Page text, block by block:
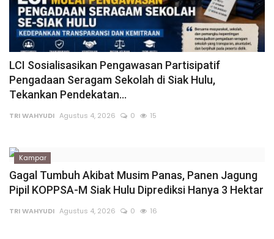
LCI Sosialisasikan Pengawasan Partisipatif
Pengadaan Seragam Sekolah di Siak Hulu,
Tekankan Pendekatan...
TRI WAHYUDI Agustus 4, 2026 0 15
Kampar
Gagal Tumbuh Akibat Musim Panas, Panen Jagung
Pipil KOPPSA-M Siak Hulu Diprediksi Hanya 3 Hektar
TRI WAHYUDI Agustus 4, 2026 0 16